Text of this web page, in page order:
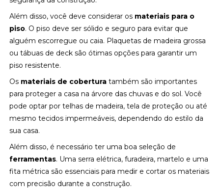
Além disso, você deve considerar os materiais para o
piso. O piso deve ser sólido e seguro para evitar que
alguém escorregue ou caia. Plaquetas de madeira grossa
ou tábuas de deck são ótimas opções para garantir um
piso resistente.
Os materiais de cobertura também são importantes
para proteger a casa na árvore das chuvas e do sol. Você
pode optar por telhas de madeira, tela de proteção ou até
mesmo tecidos impermeáveis, dependendo do estilo da
sua casa.
Além disso, é necessário ter uma boa seleção de
ferramentas. Uma serra elétrica, furadeira, martelo e uma
fita métrica são essenciais para medir e cortar os materiais
com precisão durante a construção.